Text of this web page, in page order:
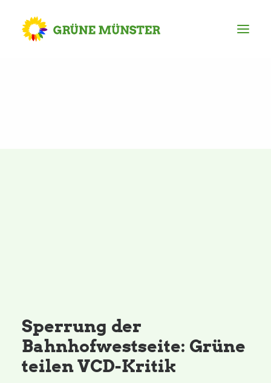
Grünes Zentrum
Sperrung der
Bahnhofwestseite: Grüne
teilen VCD-Kritik